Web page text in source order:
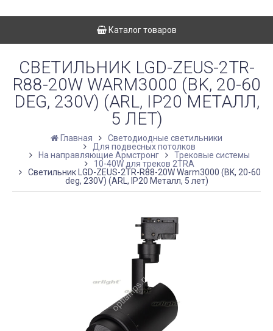
Каталог товаров
СВЕТИЛЬНИК LGD-ZEUS-2TR-
R88-20W WARM3000 (BK, 20-60
DEG, 230V) (ARL, IP20 МЕТАЛЛ,
5 ЛЕТ)
Главная
Светодиодные светильники
Для подвесных потолков
На направляющие Армстронг
Трековые системы
10-40W для треков 2TRA
Светильник LGD-ZEUS-2TR-R88-20W Warm3000 (BK, 20-60
deg, 230V) (ARL, IP20 Металл, 5 лет)